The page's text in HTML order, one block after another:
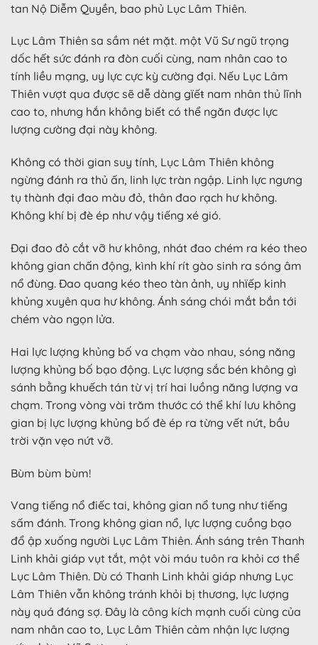
tan Nộ Diễm Quyền, bao phủ Lục Lâm Thiên.
Lục Lâm Thiên sa sầm nét mặt. một Vũ Sư ngũ trọng
dốc hết sức đánh ra đòn cuối cùng, nam nhân cao to
tính liều mạng, uy lực cực kỳ cường đại. Nếu Lục Lâm
Thiên vượt qua được sẽ dễ dàng gϊếŧ nam nhân thủ lĩnh
cao to, nhưng hắn không biết có thể ngăn được lực
lượng cường đại này không.
Không có thời gian suy tính, Lục Lâm Thiên không
ngừng đánh ra thủ ấn, linh lực tràn ngập. Linh lực ngưng
tụ thành đại đao màu đỏ, thân đao rạch hư không.
Không khí bị đè ép như vậy tiếng xé gió.
Đại đao đỏ cắt vỡ hư không, nhát đao chém ra kéo theo
không gian chấn động, kình khí rít gào sinh ra sóng âm
nổ đùng. Đao quang kéo theo tàn ảnh, uy nhϊếp kinh
khủng xuyên qua hư không. Ánh sáng chói mắt bắn tới
chém vào ngọn lửa.
Hai lực lượng khủng bố va chạm vào nhau, sóng năng
lượng khủng bố bạo động. Lực lượng sắc bén không gì
sánh bằng khuếch tán từ vị trí hai luồng năng lượng va
chạm. Trong vòng vài trăm thước có thể khí lưu không
gian bị lực lượng khủng bố đè ép ra từng vết nứt, bầu
trời vặn vẹo nứt vỡ.
Bùm bùm bùm!
Vang tiếng nổ điếc tai, không gian nổ tung như tiếng
sấm đánh. Trong không gian nổ, lực lượng cuồng bạo
đổ ập xuống người Lục Lâm Thiên. Ánh sáng trên Thanh
Linh khải giáp vụt tắt, một vòi máu tuôn ra khỏi cơ thể
Lục Lâm Thiên. Dù có Thanh Linh khải giáp nhưng Lục
Lâm Thiên vẫn không tránh khỏi bị thương, lực lượng
này quá đáng sợ. Đây là công kích mạnh cuối cùng của
nam nhân cao to, Lục Lâm Thiên cảm nhận lực lượng